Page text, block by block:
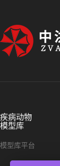
疾病动物
模型库
模型库平台